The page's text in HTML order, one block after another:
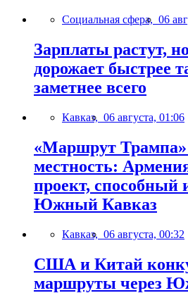
Социальная сфера, 06
Зарплаты растут,
дорожает быстрее
заметнее всего
Кавказ, 06 августа, 01:06
«Маршрут Трампа»
местность:
проект, способный
Южный Кавказ
Кавказ, 06 августа, 00:32
США и Китай
маршруты через